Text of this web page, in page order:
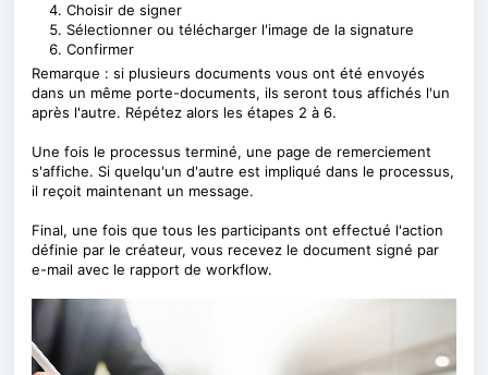
Choisir de signer
Sélectionner ou télécharger l'image de la signature
Confirmer
Remarque : si plusieurs documents vous ont été envoyés
dans un même porte-documents, ils seront tous affichés l'un
après l'autre. Répétez alors les étapes 2 à 6.
Une fois le processus terminé, une page de remerciement
s'affiche. Si quelqu'un d'autre est impliqué dans le processus,
il reçoit maintenant un message.
Final, une fois que tous les participants ont effectué l'action
définie par le créateur, vous recevez le document signé par
e-mail avec le rapport de workflow.